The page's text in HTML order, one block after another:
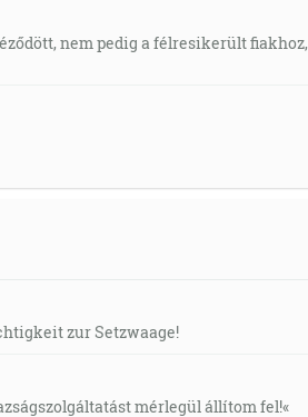
nem pedig a félresikerült fiakhoz,
zur Setzwaage!
mérlegül állítom fel!«